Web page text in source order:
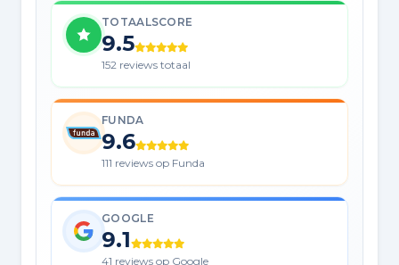
TOTAALSCORE
9.5
152 reviews totaal
FUNDA
9.6
111 reviews op Funda
GOOGLE
9.1
41 reviews op Google